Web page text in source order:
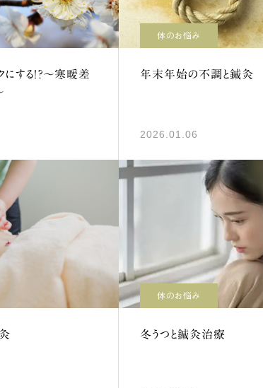
する！？～寒暖差
体のお悩み
年末年始の不調と鍼灸
2026.01.06
体のお悩み
冬うつと鍼灸治療